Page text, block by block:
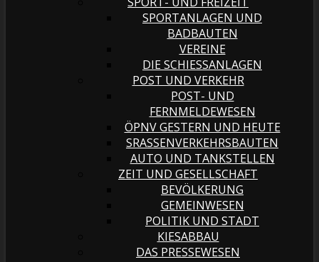
SPORTANLAGEN UND
BADBAUTEN
VEREINE
DIE SCHIESSANLAGEN
POST UND VERKEHR
POST- UND
FERNMELDEWESEN
ÖPNV GESTERN UND HEUTE
SRASSENVERKEHRSBAUTEN
AUTO UND TANKSTELLEN
ZEIT UND GESELLSCHAFT
BEVÖLKERUNG
GEMEINWESEN
POLITIK UND STADT
KIESABBAU
DAS PRESSEWESEN